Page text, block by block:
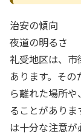
治安の傾向
夜道の明るさ
礼受地区は、
あります。そ
ら離れた場所
ることがあり
は十分な注意